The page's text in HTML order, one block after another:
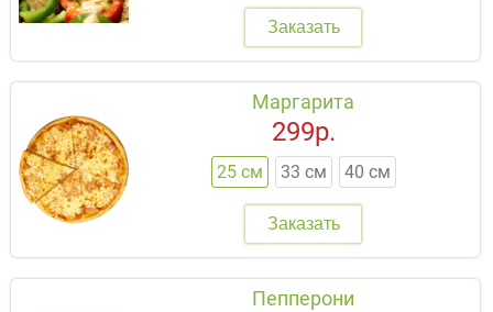
Заказать
Маргарита
25 см 33 см 40 см
299р.
Заказать
Пепперони